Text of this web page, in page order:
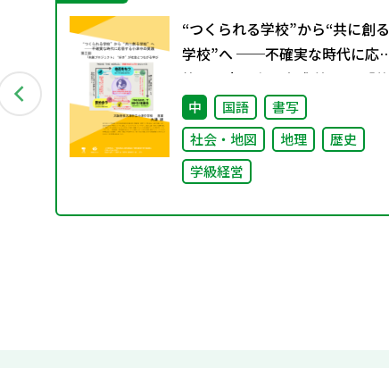
“つくられる学校”から“共に創る
学校”へ ──不確実な時代に応
答する小津中の実践 第三回 「共
創プロジェクト」“好き”が社会
とつながる学び
中 国語
書写
社会・地図
地理
歴史
学級経営